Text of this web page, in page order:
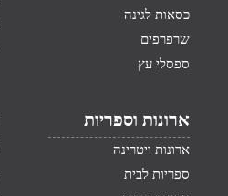
כסאות לגינה
שרפרפים
ספסלי עץ
ארונות וספריות
ארונות ויטרינה
ספריות לבית